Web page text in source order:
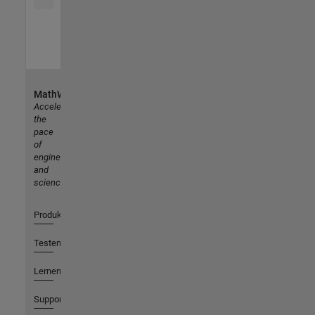
MathWorks
Accelerating
the
pace
of
engineering
and
science
Produkte
Testen oder Kaufen
Lernen
Support